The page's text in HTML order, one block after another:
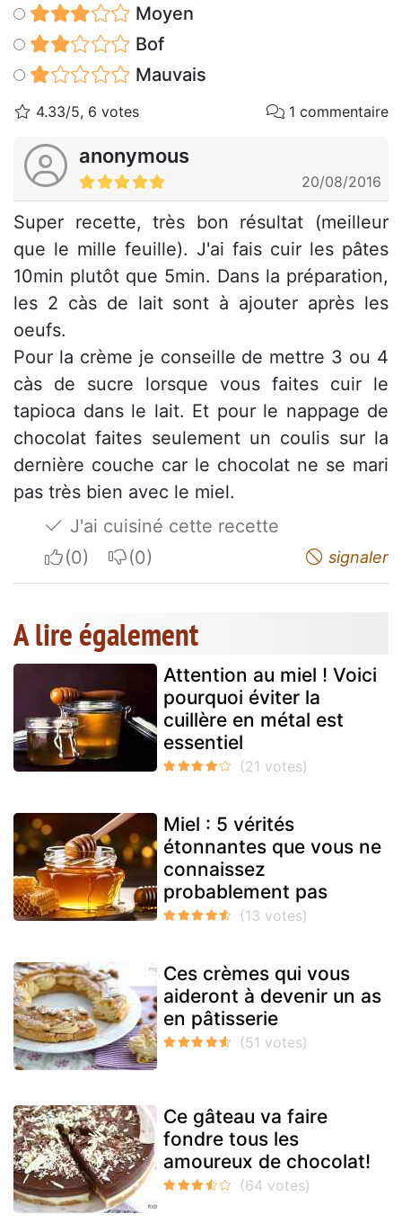
Moyen
Bof
Mauvais
4.33/5, 6 votes 1 commentaire
anonymous
20/08/2016
Super recette, très bon résultat (meilleur
que le mille feuille). J'ai fais cuir les pâtes
10min plutôt que 5min. Dans la préparation,
les 2 càs de lait sont à ajouter après les
oeufs.
Pour la crème je conseille de mettre 3 ou 4
càs de sucre lorsque vous faites cuir le
tapioca dans le lait. Et pour le nappage de
chocolat faites seulement un coulis sur la
dernière couche car le chocolat ne se mari
pas très bien avec le miel.
J'ai cuisiné cette recette
I apreciateI do not appreciate signaler
A lire également
Attention au miel ! Voici
pourquoi éviter la
cuillère en métal est
essentiel
Miel : 5 vérités
étonnantes que vous ne
connaissez
probablement pas
Ces crèmes qui vous
aideront à devenir un as
en pâtisserie
Ce gâteau va faire
fondre tous les
amoureux de chocolat!